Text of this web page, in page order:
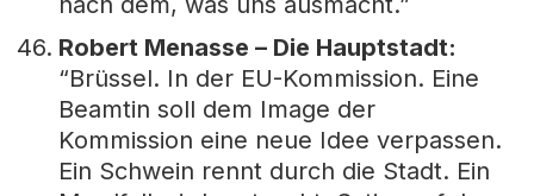
Robert Menasse – Die Hauptstadt:
“Brüssel. In der EU-Kommission. Eine
Beamtin soll dem Image der
Kommission eine neue Idee verpassen.
Ein Schwein rennt durch die Stadt. Ein